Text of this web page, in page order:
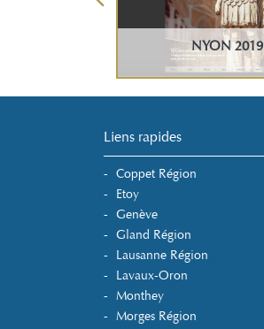
NYON 2019
Liens rapides
Coppet Région
Etoy
Genève
Gland Région
Lausanne Région
Lavaux-Oron
Monthey
Morges Région